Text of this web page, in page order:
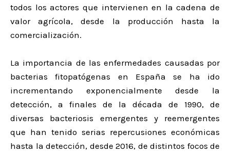
todos los actores que intervienen en la cadena de
valor agrícola, desde la producción hasta la
comercialización.
La importancia de las enfermedades causadas por
bacterias fitopatógenas en España se ha ido
incrementando exponencialmente desde la
detección, a finales de la década de 1990, de
diversas bacteriosis emergentes y reemergentes
que han tenido serias repercusiones económicas
hasta la detección, desde 2016, de distintos focos de